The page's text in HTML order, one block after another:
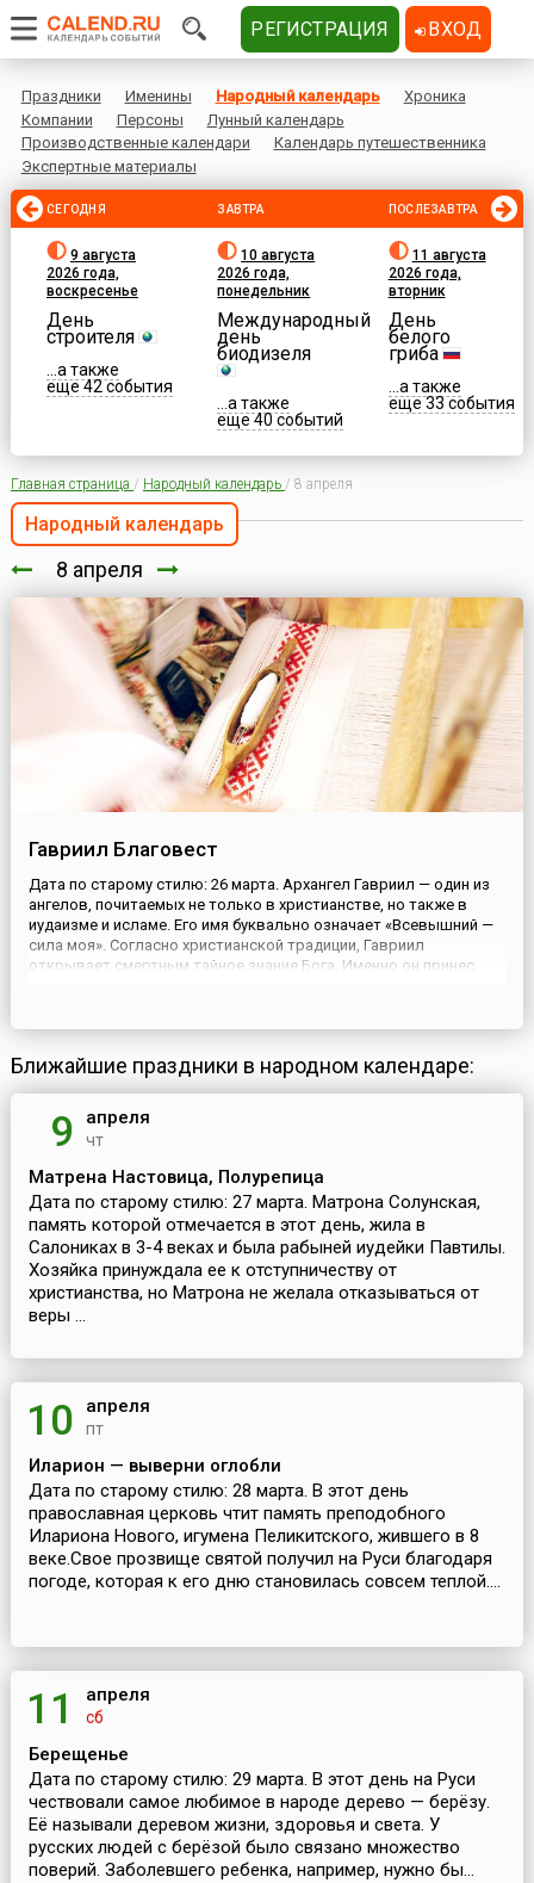
Праздники Именины Народный календарь
Хроника
Компании
Персоны
Лунный календарь
Производственные календари
Календарь путешественника
Экспертные материалы
СЕГОДНЯ
9 августа
2026 года,
воскресенье
День
строителя
...а также
еще 42 события
ЗАВТРА
10 августа
2026 года,
понедельник
Международный
день
биодизеля
...а также
еще 40 событий
ПОСЛЕЗАВТРА
11 августа
2026 года,
вторник
День
белого
гриба
...а также
еще 33 события
Главная страница / Народный календарь / 8 апреля
Народный календарь
8 апреля
Гавриил Благовест
Дата по старому стилю: 26 марта. Архангел Гавриил — один из
ангелов, почитаемых не только в христианстве, но также в
иудаизме и исламе. Его имя буквально означает «Всевышний —
сила моя». Согласно христианской традиции, Гавриил
открывает смертным тайное знание Бога. Именно он принес
Гавриила ...
Ближайшие праздники в народном календаре:
9 апреля
чт
Матрена Настовица, Полурепица
Дата по старому стилю: 27 марта. Матрона Солунская,
память которой отмечается в этот день, жила в
Салониках в 3-4 веках и была рабыней иудейки Павтилы.
Хозяйка принуждала ее к отступничеству от
христианства, но Матрона не желала отказываться от
веры ...
10 апреля
пт
Иларион — выверни оглобли
Дата по старому стилю: 28 марта. В этот день
православная церковь чтит память преподобного
Илариона Нового, игумена Пеликитского, жившего в 8
веке.Свое прозвище святой получил на Руси благодаря
погоде, которая к его дню становилась совсем теплой....
11 апреля
сб
Берещенье
Дата по старому стилю: 29 марта. В этот день на Руси
чествовали самое любимое в народе дерево — берёзу.
Её называли деревом жизни, здоровья и света. У
русских людей с берёзой было связано множество
поверий. Заболевшего ребенка, например, нужно бы...
РЕГИСТРАЦИЯ ВХОД